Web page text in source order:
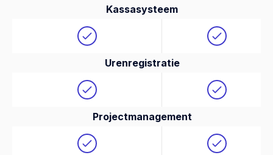
Kassasysteem
Urenregistratie
Projectmanagement